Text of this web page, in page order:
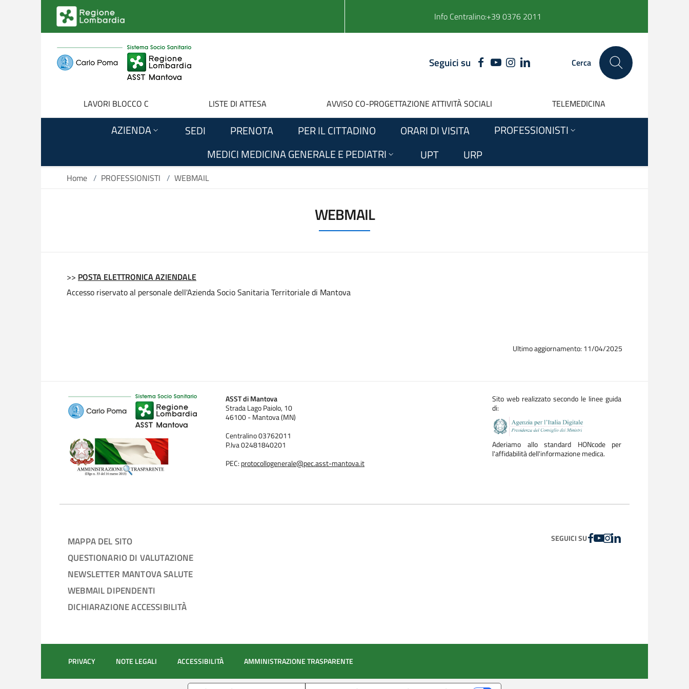
Salta al contenuto principale
Info Centralino:+39 0376 2011
Seguici suFACEBOOK
YOUTUBE
INSTAGRAM
LINKEDIN Cerca
LAVORI BLOCCO C LISTE DI ATTESA AVVISO CO-PROGETTAZIONE ATTIVITÀ SOCIALI TELEMEDICINA
AZIENDA SEDI PRENOTA PER IL CITTADINO ORARI DI VISITA
PROFESSIONISTI
MEDICI MEDICINA GENERALE E PEDIATRI
UPT URP
Home / PROFESSIONISTI / WEBMAIL
WEBMAIL
>> POSTA ELETTRONICA AZIENDALE
Accesso riservato al personale dell'Azienda Socio Sanitaria Territoriale di Mantova
Ultimo aggiornamento: 11/04/2025
ASST di Mantova
Strada Lago Paiolo, 10
46100 - Mantova (MN)
Centralino 03762011
P.Iva 02481840201
PEC: protocollogenerale@pec.asst-mantova.it
Sito web realizzato secondo le linee guida
di:
Aderiamo allo standard HONcode per
l'affidabilità dell'informazione medica.
MAPPA DEL SITO
QUESTIONARIO DI VALUTAZIONE
NEWSLETTER MANTOVA SALUTE
WEBMAIL DIPENDENTI
DICHIARAZIONE ACCESSIBILITÀ
SEGUICI SUFACEBOOK
YOUTUBE
INSTAGRAM
LINKEDIN
PRIVACY NOTE LEGALI ACCESSIBILITÀ AMMINISTRAZIONE TRASPARENTE